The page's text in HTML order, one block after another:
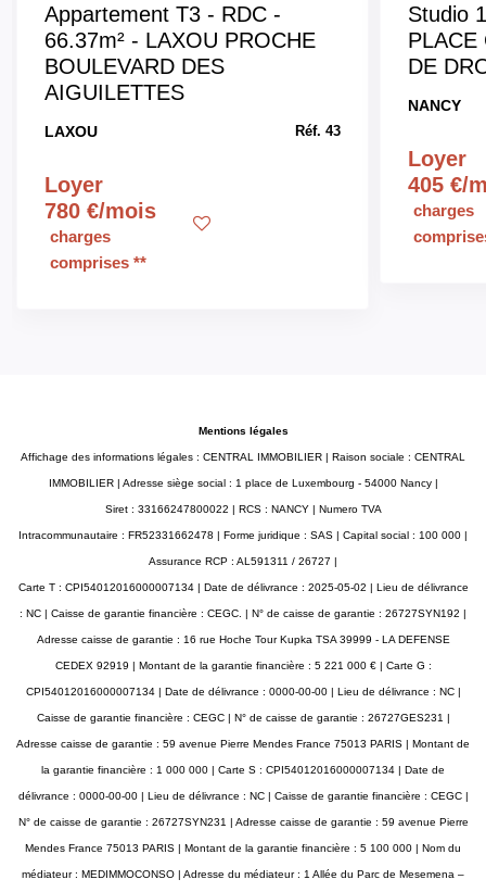
Appartement T3 - RDC -
66.37m² - LAXOU PROCHE
BOULEVARD DES
AIGUILETTES
LAXOU Réf. 43
Loyer
780 €/mois
charges
comprises **
Studio
PLACE
DE
NANCY
Loyer
405 €/
charges
Mentions légales
Affichage des informations légales : CENTRAL IMMOBILIER | Raison sociale : CENTRAL
IMMOBILIER | Adresse siège social : 1 place de Luxembourg - 54000 Nancy |
Siret : 33166247800022 | RCS : NANCY | Numero TVA
Intracommunautaire : FR52331662478 | Forme juridique : SAS | Capital social : 100 000 |
Assurance RCP : AL591311 / 26727 |
Carte T : CPI54012016000007134 | Date de délivrance : 2025-05-02 | Lieu de délivrance
: NC | Caisse de garantie financière : CEGC. | N° de caisse de garantie : 26727SYN192 |
Adresse caisse de garantie : 16 rue Hoche Tour Kupka TSA 39999 - LA DEFENSE
CEDEX 92919 | Montant de la garantie financière : 5 221 000 € | Carte G :
CPI54012016000007134 | Date de délivrance : 0000-00-00 | Lieu de délivrance : NC |
Caisse de garantie financière : CEGC | N° de caisse de garantie : 26727GES231 |
Adresse caisse de garantie : 59 avenue Pierre Mendes France 75013 PARIS | Montant de
la garantie financière : 1 000 000 | Carte S : CPI54012016000007134 | Date de
délivrance : 0000-00-00 | Lieu de délivrance : NC | Caisse de garantie financière : CEGC |
N° de caisse de garantie : 26727SYN231 | Adresse caisse de garantie : 59 avenue Pierre
Mendes France 75013 PARIS | Montant de la garantie financière : 5 100 000 | Nom du
médiateur : MEDIMMOCONSO | Adresse du médiateur : 1 Allée du Parc de Mesemena –